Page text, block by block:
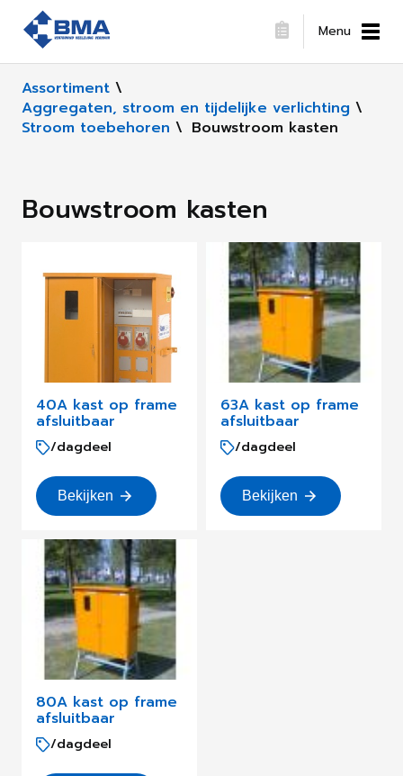
Menu
Assortiment \
Aggregaten, stroom en tijdelijke verlichting \
Stroom toebehoren \ Bouwstroom kasten
Bouwstroom kasten
40A kast op frame
afsluitbaar
/dagdeel
Bekijken
63A kast op frame
afsluitbaar
/dagdeel
Bekijken
80A kast op frame
afsluitbaar
/dagdeel